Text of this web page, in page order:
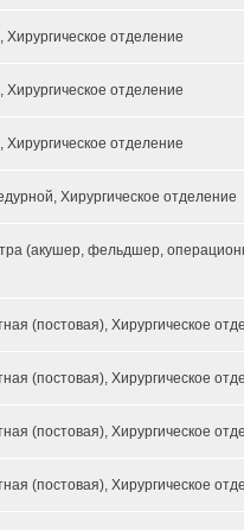
отделение
отделение
отделение
Хирургическое отделение
(акушер, фельдшер,
(постовая), Хирургическое
(постовая), Хирургическое
(постовая), Хирургическое
(постовая), Хирургическое